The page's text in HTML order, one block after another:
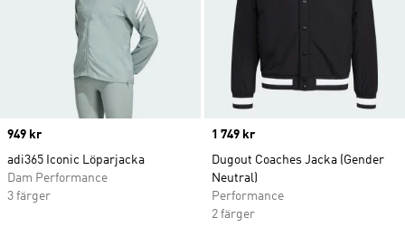
Price
949 kr
adi365 Iconic Löparjacka
Dam Performance
3 färger
Price
1 749 kr
Dugout Coaches Jacka (Gender
Neutral)
Performance
2 färger